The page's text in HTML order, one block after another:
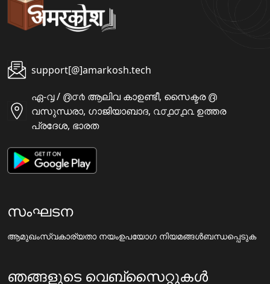
support[@]amarkosh.tech
ഏ-൮ / ൫൦൪ ആലിവ കാഉണ്ടീ, സൈക്ടര ൫
വസുന്ധരാ, ഗാജിയാബാദ, ൨൦൧൦൧൨ ഉത്തര
പ്രദേശ, ഭാരത
സംഘടന
ആമുഖംസ്വകാര്യതാ നയംഉപയോഗ നിയമങ്ങൾബന്ധപ്പെടുക
ഞങ്ങളുടെ വെബ്സൈറ്റുകൾ